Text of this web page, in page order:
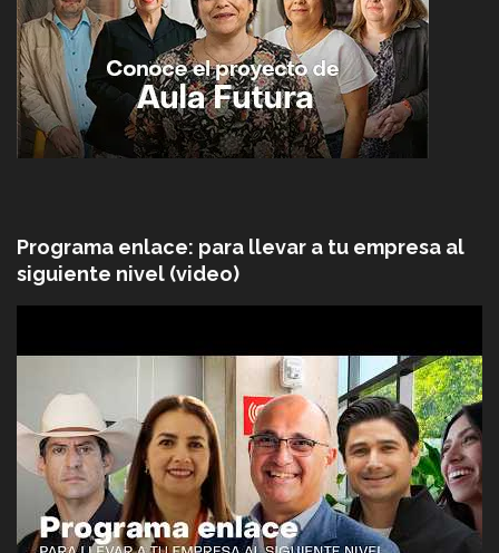
Programa enlace: para llevar a tu empresa al
siguiente nivel (video)